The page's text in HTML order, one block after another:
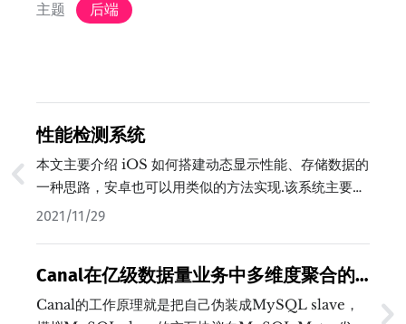
主题 后端
性能检测系统
本文主要介绍 iOS 如何搭建动态显示性能、存储数据的
一种思路，安卓也可以用类似的方法实现.该系统主要实
现实时获取七猫免费小说阅读时的性能数据，并上传到
2021/11/29
Canal在亿级数据量业务中多维度聚合的
应用
Canal的工作原理就是把自己伪装成MySQL slave，